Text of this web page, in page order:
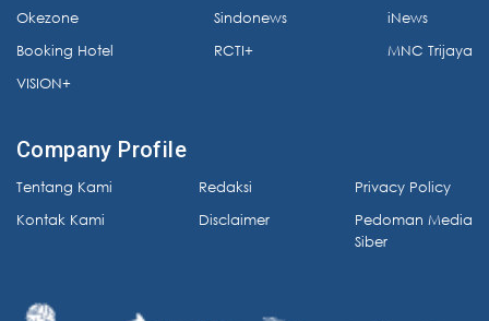
Okezone
Booking Hotel
VISION+
Sindonews
RCTI+
iNews
MNC Trijaya
Company Profile
Tentang Kami
Kontak Kami
Redaksi
Disclaimer
Privacy Policy
Pedoman Media
Siber